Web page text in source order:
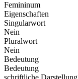
Femininum
Eigenschaften
Singularwort
Nein
Pluralwort
Nein
Bedeutung
Bedeutung